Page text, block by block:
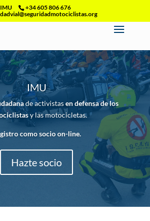
IMU
+34 605 806 676
IMU
de activistasen defensa de los
y las motocicletas.
como socio on-line.
Hazte socio